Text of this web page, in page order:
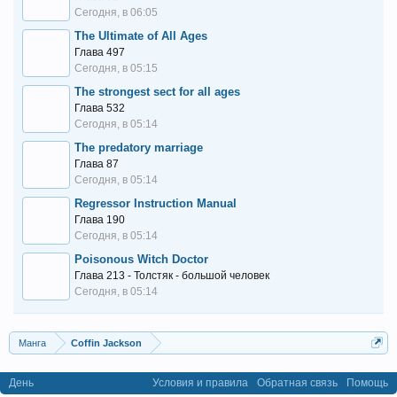
Сегодня, в 06:05
The Ultimate of All Ages
Глава 497
Сегодня, в 05:15
The strongest sect for all ages
Глава 532
Сегодня, в 05:14
The predatory marriage
Глава 87
Сегодня, в 05:14
Regressor Instruction Manual
Глава 190
Сегодня, в 05:14
Poisonous Witch Doctor
Глава 213 - Толстяк - большой человек
Сегодня, в 05:14
Манга Coffin Jackson
День Условия и правила Обратная связь Помощь